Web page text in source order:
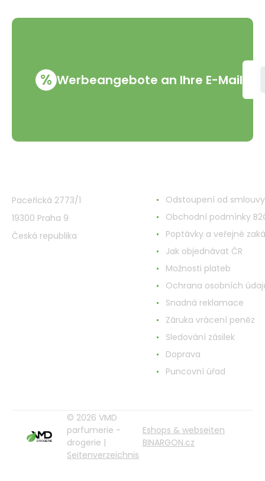
% Werbeangebote an Ihre E-Mail
Paceřická 2773/1
19300 Praha 9
Česká republika
Odstoupení od smlouvy
Obchodní podmínky
Poptávky a veřejné
Jak objednávat ČR
Možnosti plateb
Ochrana osobních
Snadná reklamace
Záruka vrácení peněz
Sledování zásilek
Doprava
Puncovní úřad
© 2026 VMD
parfumerie -
drogerie |
Seitenverzeichnis
Eshops & webseiten
BINARGON.cz